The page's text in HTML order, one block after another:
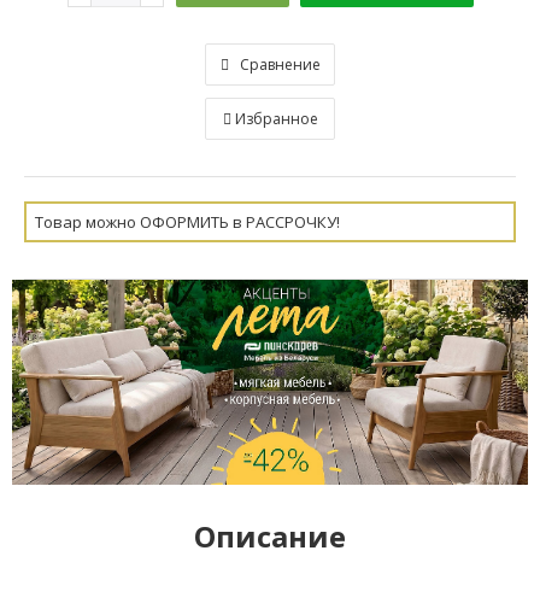
Сравнение
Избранное
Товар можно ОФОРМИТЬ в РАССРОЧКУ!
Описание